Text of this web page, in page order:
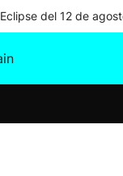
Eclipse del 12 de